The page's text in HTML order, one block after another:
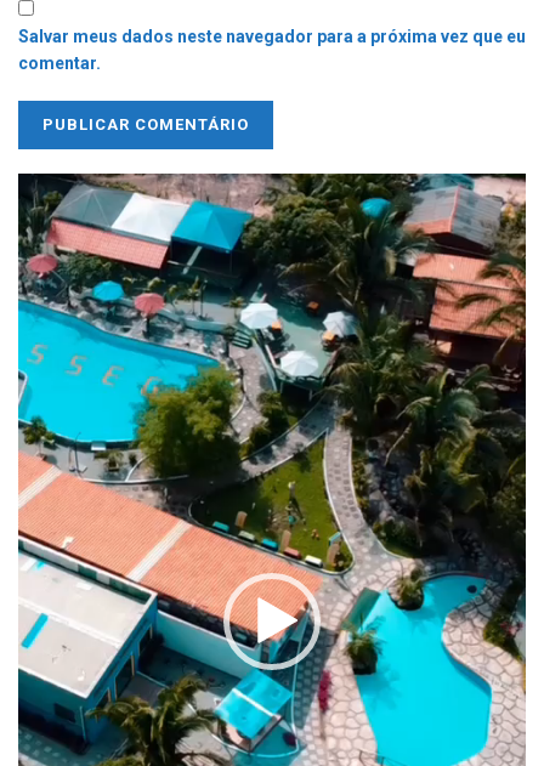
Salvar meus dados neste navegador para a próxima vez que eu
comentar.
Tocador
de
vídeo